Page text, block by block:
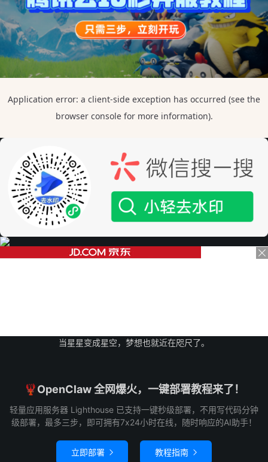
当星星变成星空，梦想也就近在咫尺了。
🦞OpenClaw 全网爆火，一键部署教程来了！
轻量应用服务器 Lighthouse 已支持一键秒级部署，不用写代码分钟
级部署，最多三步，即可拥有7x24小时在线，随时响应的AI助手！
立即部署  教程指南 